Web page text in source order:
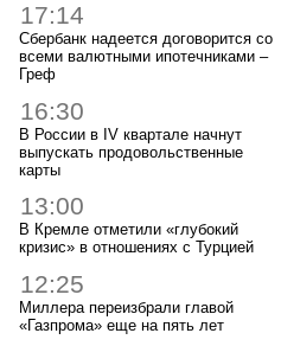
17:14
Сбербанк надеется договорится со
всеми валютными ипотечниками –
Греф
16:30
В России в IV квартале начнут
выпускать продовольственные
карты
13:00
В Кремле отметили «глубокий
кризис» в отношениях с Турцией
12:25
Миллера переизбрали главой
«Газпрома» еще на пять лет